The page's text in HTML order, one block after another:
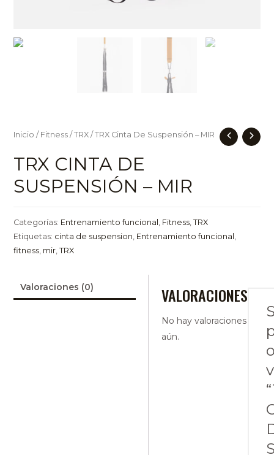
Inicio / Fitness/TRX/ TRX Cinta De Suspensión – MIR
TRX CINTA DE
SUSPENSIÓN – MIR
Categorías: Entrenamiento funcional , Fitness, TRX
Etiquetas: cinta de suspension, Entrenamiento funcional ,
fitness, mir, TRX
Valoraciones (0) VALORACIONES
No hay valoraciones
aún.